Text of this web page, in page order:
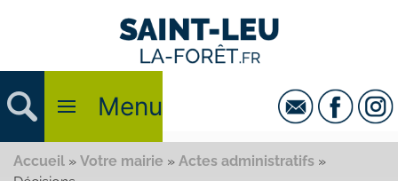
Menu
Accueil » Votre mairie » Actes administratifs »